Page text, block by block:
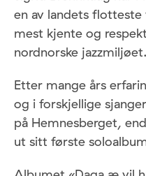
en av landets
mest kjente og
nordnorske jazzmiljøet.
Etter mange års
og i forskjellige
på Hemnesberget,
ut sitt første